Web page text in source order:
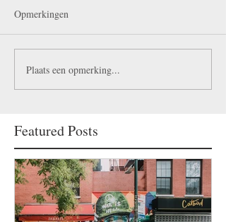
Opmerkingen
Plaats een opmerking...
Featured Posts